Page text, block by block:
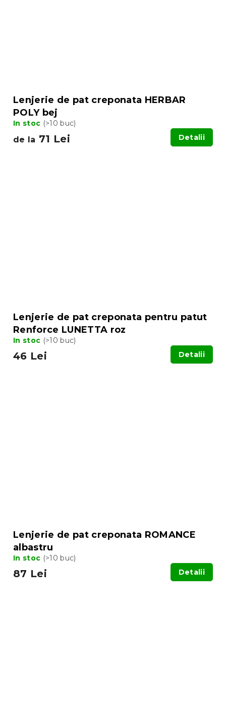
Lenjerie de pat creponata HERBAR
POLY bej
In stoc (>10 buc)
de la 71 Lei Detalii
Lenjerie de pat creponata pentru patut
Renforce LUNETTA roz
In stoc (>10 buc)
46 Lei Detalii
Lenjerie de pat creponata ROMANCE
albastru
In stoc (>10 buc)
87 Lei Detalii